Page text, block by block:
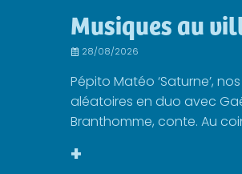
Musiques au
28/08/2026
Pépito Matéo ‘Saturne’,
aléatoires en duo avec
Branthomme, conte. Au
+